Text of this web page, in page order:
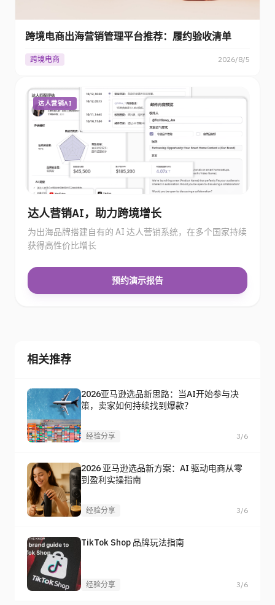
跨境电商出海营销管理平台推荐：履约验收清单
跨境电商 2026/8/5
达人营销AI
达人营销AI，助力跨境增长
为出海品牌搭建自有的 AI 达人营销系统，在多个国家持续
获得高性价比增长
预约演示报告
相关推荐
2026亚马逊选品新思路：当AI开始参与决
策，卖家如何持续找到爆款？
经验分享 3/6
2026 亚马逊选品新方案：AI 驱动电商从零
到盈利实操指南
经验分享 3/6
TikTok Shop 品牌玩法指南
经验分享 3/6